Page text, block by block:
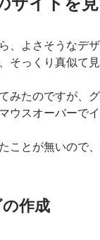
、よさそうなデ
そっくり真似て
みたのですが、
ウスオーバーで
ことが無いので
作成